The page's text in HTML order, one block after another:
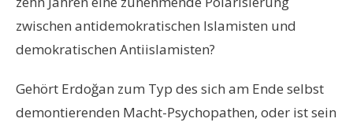
zwischen antidemokratischen Islamisten und
demokratischen Antiislamisten?
Gehört Erdoğan zum Typ des sich am Ende selbst
demontierenden Macht-Psychopathen, oder ist sein